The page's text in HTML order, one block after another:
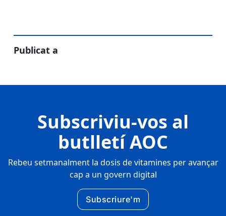
Publicat a
Subscriviu-vos al
butlletí AOC
Rebeu setmanalment la dosis de vitamines per avançar
cap a un govern digital
Subscriure'm